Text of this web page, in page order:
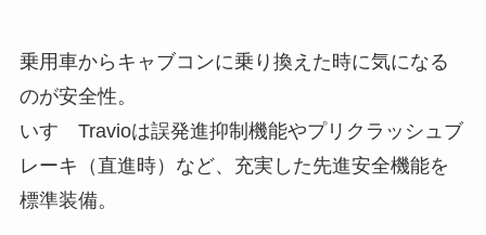
乗用車からキャブコンに乗り換えた時に気になる
のが安全性。
いすゞTravioは誤発進抑制機能やプリクラッシュブ
レーキ（直進時）など、充実した先進安全機能を
標準装備。